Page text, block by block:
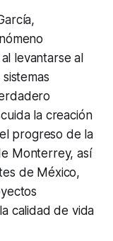
levantarse al
la creación
progreso de la
Monterrey, así
de México,
calidad de vida